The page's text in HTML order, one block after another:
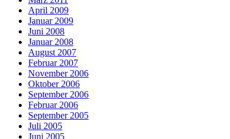
April 2009
Januar 2009
Juni 2008
Januar 2008
August 2007
Februar 2007
November 2006
Oktober 2006
September 2006
Februar 2006
September 2005
Juli 2005
Juni 2005